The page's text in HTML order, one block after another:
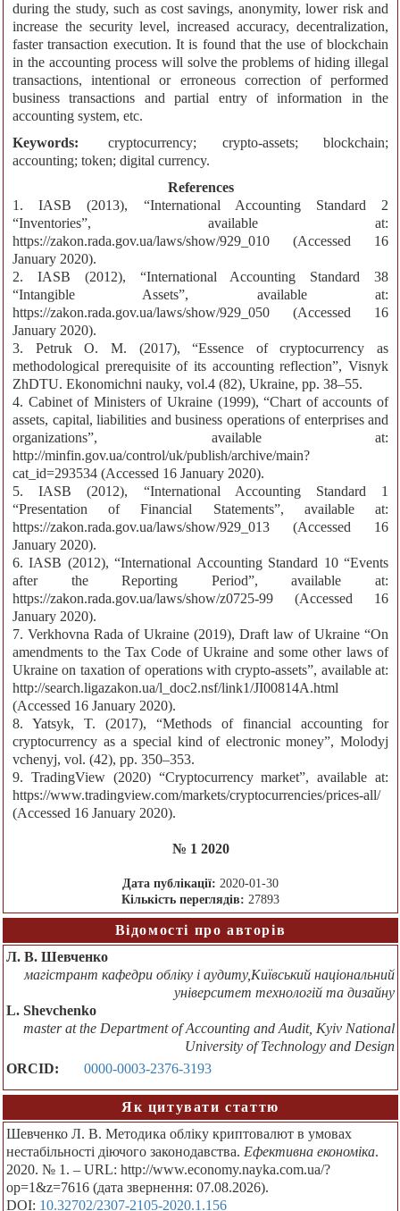
during the study, such as cost savings, anonymity, lower risk and
increase the security level, increased accuracy, decentralization,
faster transaction execution. It is found that the use of blockchain
in the accounting process will solve the problems of hiding illegal
transactions, intentional or erroneous correction of performed
business transactions and partial entry of information in the
accounting system, etc.
Keywords:
cryptocurrency; crypto-assets; blockchain;
accounting; token; digital currency.
References
1. IASB (2013), “International Accounting Standard 2
“Inventories”, available at:
https://zakon.rada.gov.ua/laws/show/929_010 (Accessed 16
January 2020).
2. IASB (2012), “International Accounting Standard 38
“Intangible Assets”, available at:
https://zakon.rada.gov.ua/laws/show/929_050 (Accessed 16
January 2020).
3. Petruk O. М. (2017), “Essence of cryptocurrency as
methodological prerequisite of its accounting reflection”, Visnyk
ZhDTU. Ekonomichni nauky, vol.4 (82), Ukraine, pp. 38–55.
4. Cabinet of Ministers of Ukraine (1999), “Chart of accounts of
assets, capital, liabilities and business operations of enterprises and
organizations”, available at:
http://minfin.gov.ua/control/uk/publish/archive/main?
cat_id=293534 (Accessed 16 January 2020).
5. IASB (2012), “International Accounting Standard 1
“Presentation of Financial Statements”, available at:
https://zakon.rada.gov.ua/laws/show/929_013 (Accessed 16
January 2020).
6. IASB (2012), “International Accounting Standard 10 “Events
after the Reporting Period”, available at:
https://zakon.rada.gov.ua/laws/show/z0725-99 (Accessed 16
January 2020).
7. Verkhovna Rada of Ukraine (2019), Draft law of Ukraine “On
amendments to the Tax Code of Ukraine and some other laws of
Ukraine on taxation of operations with crypto-assets”, available at:
http://search.ligazakon.ua/l_doc2.nsf/link1/JI00814A.html
(Accessed 16 January 2020).
8. Yatsyk, T. (2017), “Methods of financial accounting for
cryptocurrency as a special kind of electronic money”, Molodyj
vchenyj, vol. (42), pp. 350–353.
9. TradingView (2020) “Cryptocurrency market”, available at:
https://www.tradingview.com/markets/cryptocurrencies/prices-all/
(Accessed 16 January 2020).
№ 1 2020
Дата публікації: 2020-01-30
Кількість переглядів: 27893
Відомості про авторів
Л. В. Шевченко
магістрант кафедри обліку і аудиту,Київський національний
університет технологій та дизайну
L. Shevchenko
master at the Department of Accounting and Audit, Kyiv National
University of Technology and Design
ORCID:
0000-0003-2376-3193
Як цитувати статтю
Шевченко Л. В. Методика обліку криптовалют в умовах
нестабільності діючого законодавства. Ефективна економіка.
2020. № 1. – URL: http://www.economy.nayka.com.ua/?
op=1&z=7616 (дата звернення: 07.08.2026).
DOI: 10.32702/2307-2105-2020.1.156